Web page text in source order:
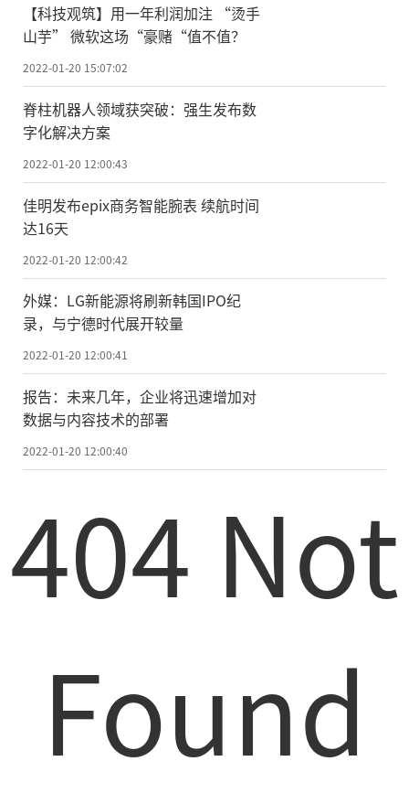
【科技观筑】用一年利润加注 “烫手
山芋” 微软这场“豪赌“值不值？
2022-01-20 15:07:02
脊柱机器人领域获突破：强生发布数
字化解决方案
2022-01-20 12:00:43
佳明发布epix商务智能腕表 续航时间
达16天
2022-01-20 12:00:42
外媒：LG新能源将刷新韩国IPO纪
录，与宁德时代展开较量
2022-01-20 12:00:41
报告：未来几年，企业将迅速增加对
数据与内容技术的部署
2022-01-20 12:00:40
404 Not
Found